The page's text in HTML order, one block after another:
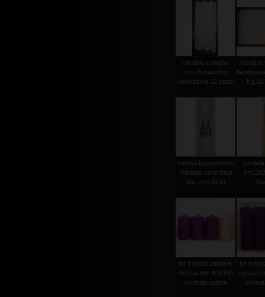
candele coniche
cm.25 bianche
confezione 12 pezzi
candele
mensa bassorilievo
mariano cera d'api
diam.cm.8x30
kit 4 pezzi candela
mensa mm.80x150
colorata opaca
kit 4
mensa